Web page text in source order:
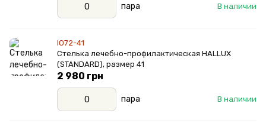
В наличии
пара
IO72-41
Стелька лечебно-профилактическая HALLUX
(STANDARD), размер 41
В наличии
2 980 грн
пара